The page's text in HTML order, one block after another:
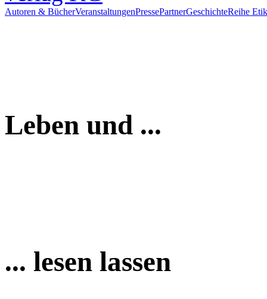
Autoren & BücherVeranstaltungenPressePartnerGeschichteReihe
Leben und ...
... lesen lassen